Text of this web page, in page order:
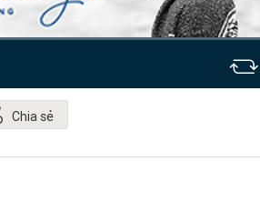
Chia sẻ